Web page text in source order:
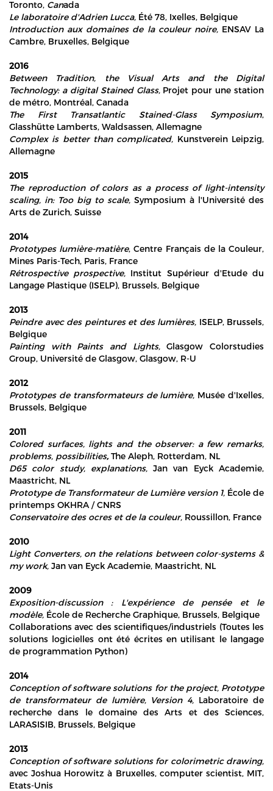
Toronto, Canada
Le laboratoire d'Adrien Lucca, Été 78, Ixelles, Belgique
Introduction aux domaines de la couleur noire,ENSAV La
Cambre, Bruxelles, Belgique
2016
Between Tradition, the Visual Arts and the Digital
Technology: a digital Stained Glass,Projet pour une station
de métro, Montréal, Canada
The First Transatlantic Stained-Glass Symposium,
Glasshütte Lamberts, Waldsassen, Allemagne
Complex is better than complicated, Kunstverein Leipzig,
Allemagne
2015
The reproduction of colors as a process of light-intensity
scaling, in: Too big to scale, Symposium à l'Université des
Arts de Zurich, Suisse
2014
Prototypes lumière-matière, Centre Français de la Couleur,
Mines Paris-Tech, Paris, France
Rétrospective prospective, Institut Supérieur d'Etude du
Langage Plastique (ISELP), Brussels, Belgique
2013
Peindre avec des peintures et des lumières, ISELP, Brussels,
Belgique
Painting with Paints and Lights,Glasgow Colorstudies
Group, Université de Glasgow, Glasgow, R-U
2012
Prototypes de transformateurs de lumière, Musée d'Ixelles,
Brussels, Belgique
2011
Colored surfaces, lights and the observer: a few remarks,
problems, possibilities, The Aleph, Rotterdam, NL
D65 color study, explanations,Jan van Eyck Academie,
Maastricht, NL
Prototype de Transformateur de Lumière version 1, École de
printemps OKHRA / CNRS
Conservatoire des ocres et de la couleur, Roussillon, France
2010
Light Converters, on the relations between color-systems &
my work, Jan van Eyck Academie, Maastricht, NL
2009
Exposition-discussion : L'expérience de pensée et le
modèle, École de Recherche Graphique, Brussels, Belgique
Collaborations avec des scientifiques/industriels (Toutes les
solutions logicielles ont été écrites en utilisant le langage
de programmation Python)
2014
Conception of software solutions for the project, Prototype
de transformateur de lumière, Version 4, Laboratoire de
recherche dans le domaine des Arts et des Sciences,
LARASISIB, Brussels, Belgique
2013
Conception of software solutions for colorimetric drawing,
avec Joshua Horowitz à Bruxelles, computer scientist, MIT,
Etats-Unis